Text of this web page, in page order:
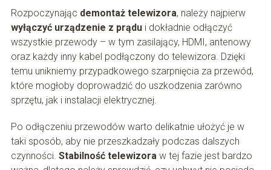
Rozpoczynając demontaż telewizora, należy najpierw
wyłączyć urządzenie z prądui dokładnie odłączyć
wszystkie przewody – w tym zasilający, HDMI, antenowy
oraz każdy inny kabel podłączony do telewizora. Dzięki
temu unikniemy przypadkowego szarpnięcia za przewód,
które mogłoby doprowadzić do uszkodzenia zarówno
sprzętu, jak i instalacji elektrycznej.
Po odłączeniu przewodów warto delikatnie ułożyć je w
taki sposób, aby nie przeszkadzały podczas dalszych
czynności. Stabilność telewizoraw tej fazie jest bardzo